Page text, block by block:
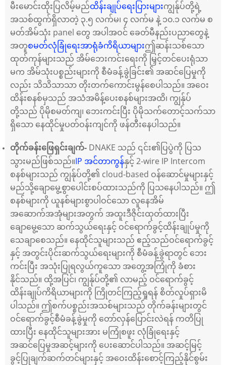
မီးမောင်းထိုးပြလိမ့်မည်ထိန်းချုပ်ရေးပြားများကျွန်ုပ်တို့ရဲ့
အသစ်ထွက်ရှိလာတဲ့ ၃.၅ လက်မ၊ ၄ လက်မ နဲ့ ၁၀.၁ လက်မ စ
မတ်အိမ်သုံး panel တွေ အပါအဝင် ခေတ်မီနည်းပညာတွေနဲ့
အတူစမတ်လုံခြုံရေးအာရုံခံကိရိယာများဤဆန်းသစ်သော
ထုတ်ကုန်များသည် အိမ်ဘေးကင်းရေးကို မြှင့်တင်ပေးရုံသာ
မက အိမ်သုံးပစ္စည်းများကို စီမံခန့်ခွဲခြင်း၏ အဆင်ပြေမှုကို
လည်း သိသိသာသာ တိုးတက်ကောင်းမွန်စေပါသည်။ အဝေး
ထိန်းစနစ်မှသည် အသံအမိန့်ပေးစနစ်များအထိ၊ ကျွန်ုပ်
တို့သည် ပိုမိုစမတ်ကျ၊ ဘေးကင်းပြီး ပိုမိုသက်တောင့်သက်သာ
ရှိသော နေထိုင်မှုပတ်ဝန်းကျင်ကို ဖန်တီးနေပါသည်။
တိုက်ခန်းဖြေရှင်းချက်- DNAKE သည် ၎င်း၏ပြပွဲကို ပြသ
သွားမည်ဖြစ်သည်။IP အင်တာကွန်နှင့် 2-wire IP Intercom
စနစ်များသည် ကျွန်ုပ်တို့၏ cloud-based ဝန်ဆောင်မှုများနှင့်
မည်သို့ချောမွေ့စွာပေါင်းစပ်ထားသည်ကို ပြသနေပါသည်။ ဤ
စနစ်များကို ယူနစ်များစွာပါဝင်သော လူနေအိမ်
အဆောက်အအုံများအတွက် အထူးဒီဇိုင်းထုတ်ထားပြီး
ချောမွေ့သော ဆက်သွယ်ရေးနှင့် ဝင်ရောက်ခွင့်ထိန်းချုပ်မှုကို
သေချာစေသည်။ နေထိုင်သူများသည် ဧည့်သည်ဝင်ရောက်ခွင့်
နှင့် အတွင်းပိုင်းဆက်သွယ်ရေးများကို စီမံခန့်ခွဲရာတွင် ဘေး
ကင်းပြီး အသုံးပြုရလွယ်ကူသော အတွေ့အကြုံကို ခံစား
နိုင်သည်။ ထို့အပြင်၊ ကျွန်ုပ်တို့၏ လာမည့် ဝင်ရောက်ခွင့်
ထိန်းချုပ်ကိရိယာများကို ကြိုတင်ကြည့်ရှုရန် စိတ်လှုပ်ရှားမိ
ပါသည်။ ဤစက်ပစ္စည်းအသစ်များသည် တိုက်ခန်းများတွင်
ဝင်ရောက်ခွင့်စီမံခန့်ခွဲမှုကို တော်လှန်ပြောင်းလဲရန် ကတိပြု
ထားပြီး နေထိုင်သူများအား မကြုံစဖူး လုံခြုံရေးနှင့်
အဆင်ပြေမှုအဆင့်များကို ပေးဆောင်ပါသည်။ အဆင့်မြင့်
ခွင့်ပြုချက်ဆက်တင်များနှင့် အဝေးထိန်းစောင့်ကြည့်နိုင်စွမ်း